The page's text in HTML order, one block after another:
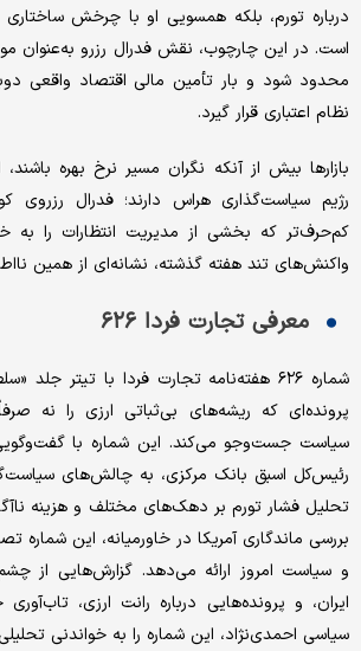
درباره تورم، بلکه همسویی او با چرخش
است. در این چارچوب، نقش فدرال رزرو به‌عنوان
محدود شود و بار تأمین مالی اقتصاد واقعی
نظام اعتباری قرار گیرد.
بازارها بیش از آنکه نگران مسیر نرخ بهره
رژیم سیاست‌گذاری هراس دارند؛ فدرال رزروی
کم‌حرف‌تر که بخشی از مدیریت انتظارات را به
واکنش‌های تند هفته گذشته، نشانه‌ای از همین
معرفی تجارت فردا ۶۲۶
شماره ۶۲۶ هفته‌نامه تجارت فردا با تیتر
پرونده‌ای که ریشه‌های بی‌ثباتی ارزی را نه
سیاست جست‌وجو می‌کند. این شماره با
رئیس‌کل اسبق بانک مرکزی، به چالش‌های
تحلیل فشار تورم بر دهک‌های مختلف و هزینه
بررسی ماندگاری آمریکا در خاورمیانه، این شماره
و سیاست امروز ارائه می‌دهد. گزارش‌هایی از
ایران، و پرونده‌هایی درباره رانت ارزی،
سیاسی احمدی‌نژاد، این شماره را به خواندنی